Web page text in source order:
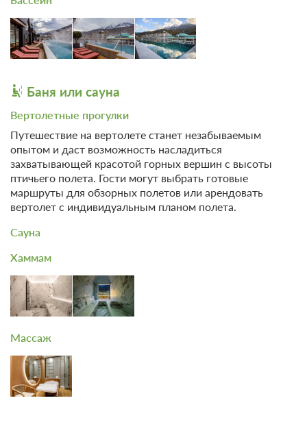
Баня или сауна
Вертолетные прогулки
Путешествие на вертолете станет незабываемым
опытом и даст возможность насладиться
захватывающей красотой горных вершин с высоты
птичьего полета. Гости могут выбрать готовые
маршруты для обзорных полетов или арендовать
вертолет с индивидуальным планом полета.
Сауна
Хаммам
Массаж